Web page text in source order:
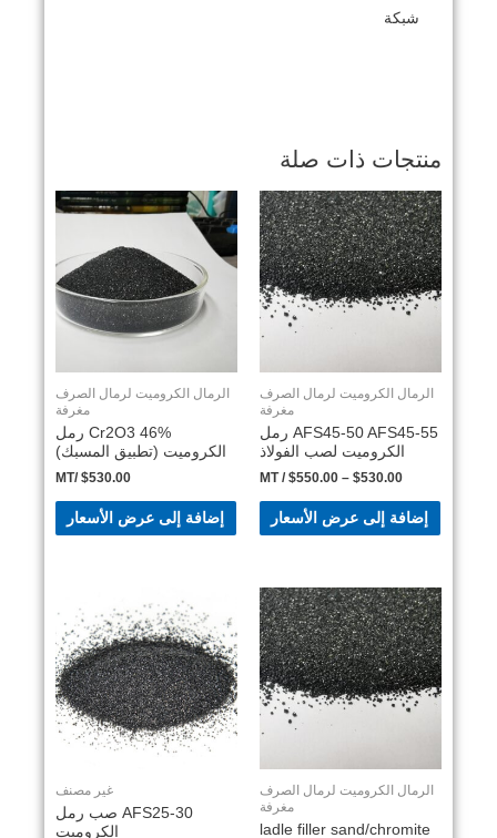
شبكة
منتجات ذات صلة
الرمال الكروميت لرمال الصرف
مغرفة
AFS45-50 AFS45-55 رمل
الكروميت لصب الفولاذ
$530.00
–
$550.00
/ MT
إضافة إلى عرض الأسعار
الرمال الكروميت لرمال الصرف
مغرفة
46% Cr2O3 رمل
الكروميت (تطبيق المسبك)
$530.00
/MT
إضافة إلى عرض الأسعار
الرمال الكروميت لرمال الصرف
مغرفة
ladle filler sand/chromite
غير مصنف
AFS25-30 صب رمل
الكروميت